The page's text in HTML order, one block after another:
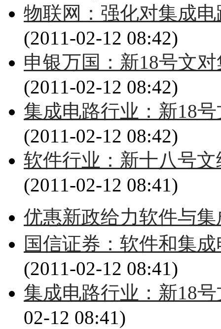
物联网：强化对集成
(2011-02-12 08:42)
申银万国：新18号文
(2011-02-12 08:42)
集成电路行业：新18
(2011-02-12 08:42)
软件行业：新十八号
(2011-02-12 08:41)
优惠新政给力软件与
国信证券：软件和集
(2011-02-12 08:41)
集成电路行业：新18
02-12 08:41)